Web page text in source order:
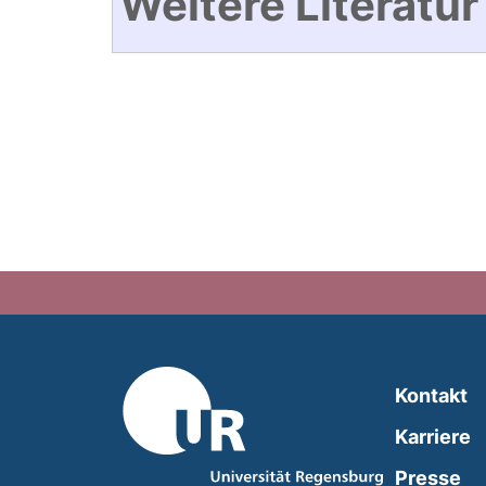
Kontakt
Karriere
Presse